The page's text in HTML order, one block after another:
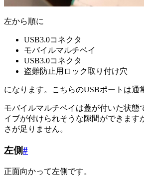
左から順に
USB3.0コネクタ
モバイルマルチベイ
USB3.0コネクタ
盗難防止用ロック取り付け穴
になります。こちらのUSBポートは通
モバイルマルチベイは蓋が付いた状態
イブが付けられそうな隙間ができます
さが足りません。
左側#
正面向かって左側です。